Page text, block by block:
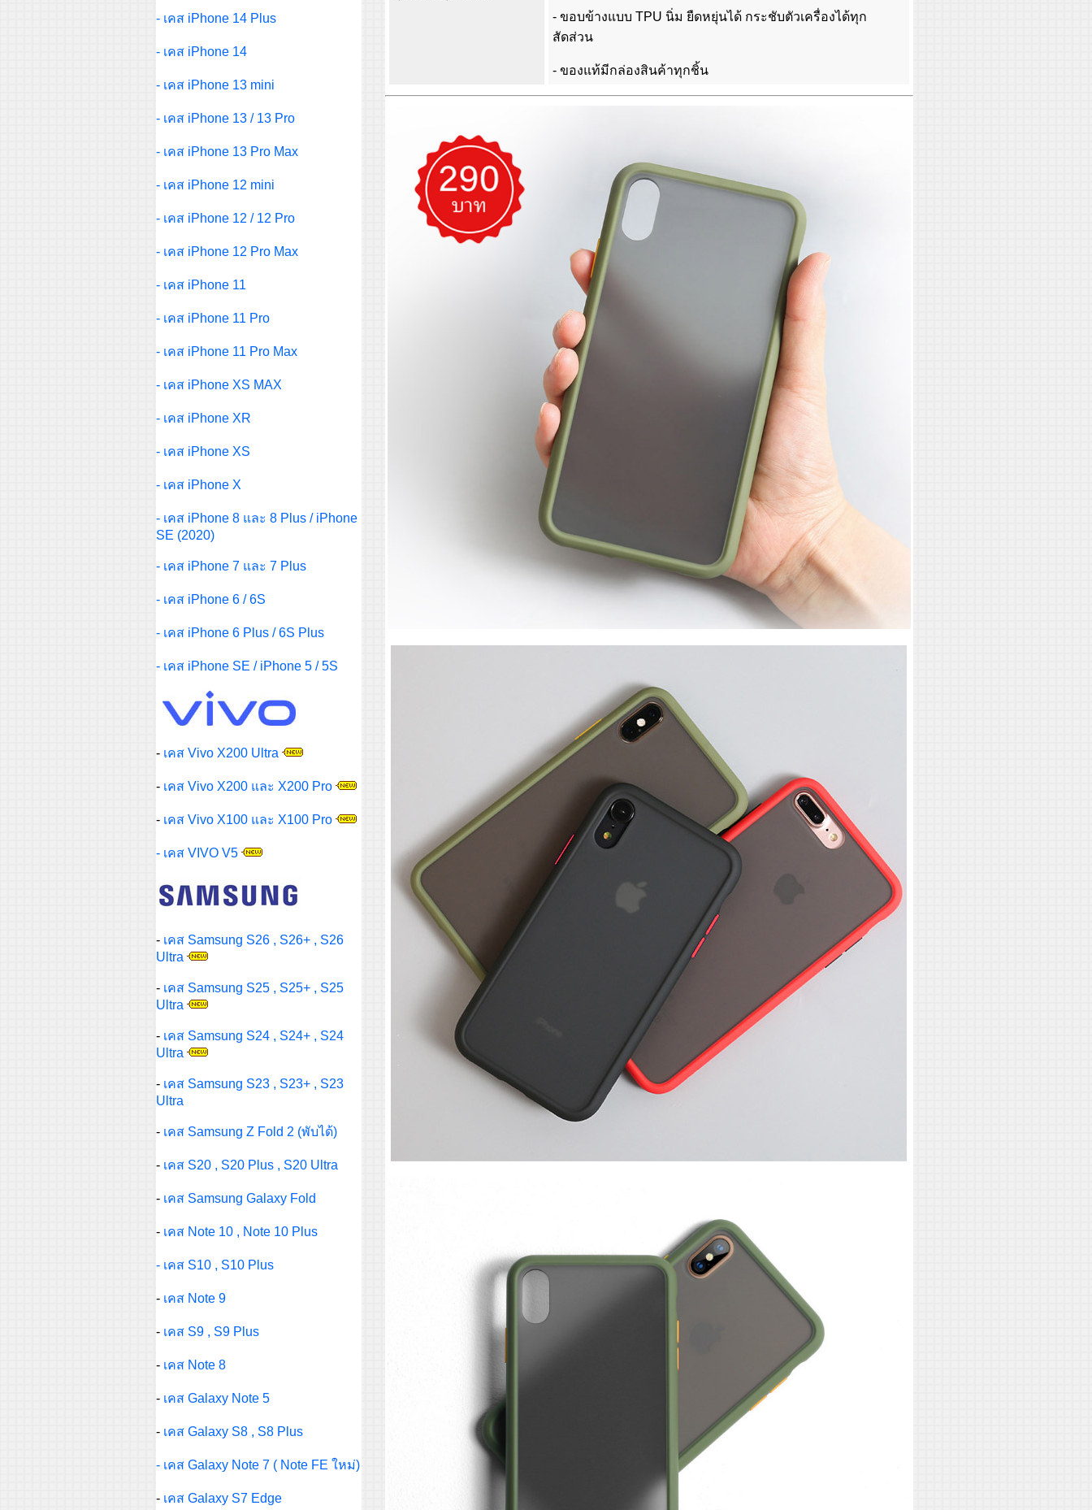
- เคส iPhone 14 Plus
- เคส iPhone 14
- เคส iPhone 13 mini
- เคส iPhone 13 / 13 Pro
- เคส iPhone 13 Pro Max
- เคส iPhone 12 mini
- เคส iPhone 12 / 12 Pro
- เคส iPhone 12 Pro Max
- เคส iPhone 11
- เคส iPhone 11 Pro
- เคส iPhone 11 Pro Max
- เคส iPhone XS MAX
- เคส iPhone XR
- เคส iPhone XS
- เคส iPhone X
- เคส iPhone 8 และ 8 Plus / iPhone
SE (2020)
- เคส iPhone 7 และ 7 Plus
- เคส iPhone 6 / 6S
- เคส iPhone 6 Plus / 6S Plus
- เคส iPhone SE / iPhone 5 / 5S
- เคส Vivo X200 Ultra
- เคส Vivo X200 และ X200 Pro
- เคส Vivo X100 และ X100 Pro
- เคส VIVO V5
- เคส Samsung S26 , S26+ , S26
Ultra
- เคส Samsung S25 , S25+ , S25
Ultra
- เคส Samsung S24 , S24+ , S24
Ultra
- เคส Samsung S23 , S23+ , S23
Ultra
- เคส Samsung Z Fold 2 (พับได้)
- เคส S20 , S20 Plus , S20 Ultra
- เคส Samsung Galaxy Fold
- เคส Note 10 , Note 10 Plus
- เคส S10 , S10 Plus
- เคส Note 9
- เคส S9 , S9 Plus
- เคส Note 8
- เคส Galaxy Note 5
- เคส Galaxy S8 , S8 Plus
- เคส Galaxy Note 7 ( Note FE ใหม่)
- เคส Galaxy S7 Edge
- ขอบข้างแบบ TPU นิ่ม ยืดหยุ่นได้ กระชับตัวเครื่องได้ทุก
สัดส่วน
- ของแท้มีกล่องสินค้าทุกชิ้น